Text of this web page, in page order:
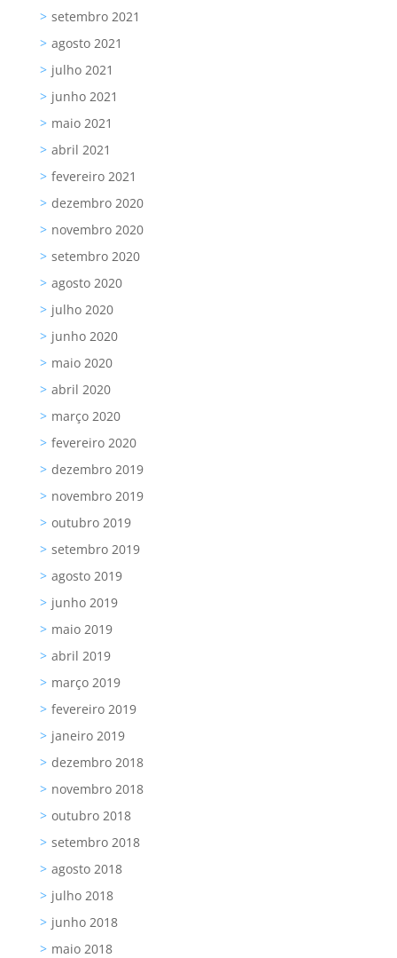
setembro 2021
agosto 2021
julho 2021
junho 2021
maio 2021
abril 2021
fevereiro 2021
dezembro 2020
novembro 2020
setembro 2020
agosto 2020
julho 2020
junho 2020
maio 2020
abril 2020
março 2020
fevereiro 2020
dezembro 2019
novembro 2019
outubro 2019
setembro 2019
agosto 2019
junho 2019
maio 2019
abril 2019
março 2019
fevereiro 2019
janeiro 2019
dezembro 2018
novembro 2018
outubro 2018
setembro 2018
agosto 2018
julho 2018
junho 2018
maio 2018